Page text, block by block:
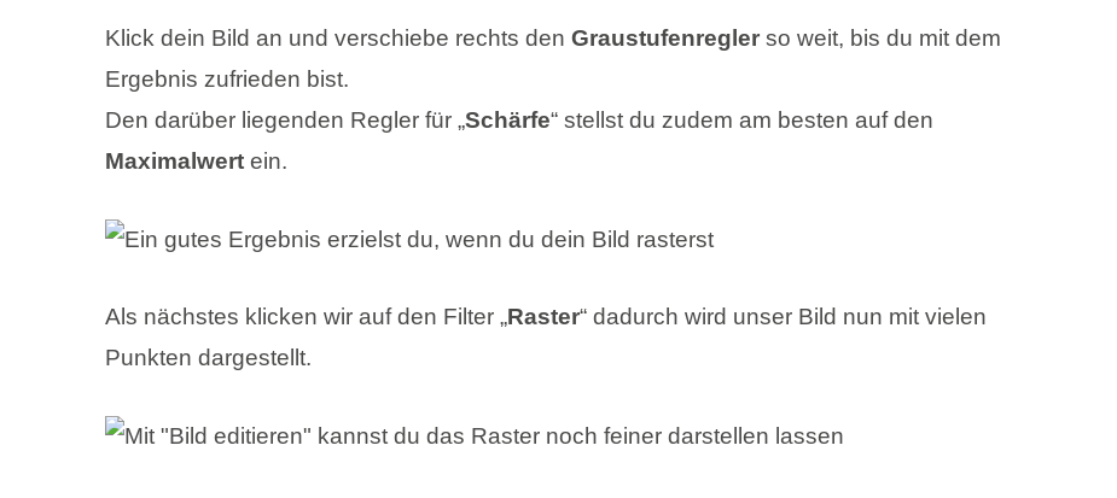
Klick dein Bild an und verschiebe rechts den Graustufenregler so weit, bis du mit dem
Ergebnis zufrieden bist.
Den darüber liegenden Regler für „Schärfe“ stellst du zudem am besten auf den
Maximalwert ein.
Als nächstes klicken wir auf den Filter „Raster“ dadurch wird unser Bild nun mit vielen
Punkten dargestellt.